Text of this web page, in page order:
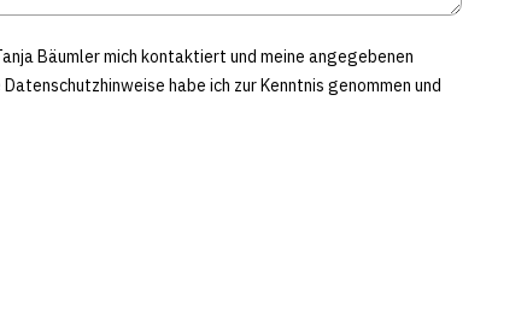
Bäumler mich kontaktiert und meine angegebenen
habe ich zur Kenntnis genommen und